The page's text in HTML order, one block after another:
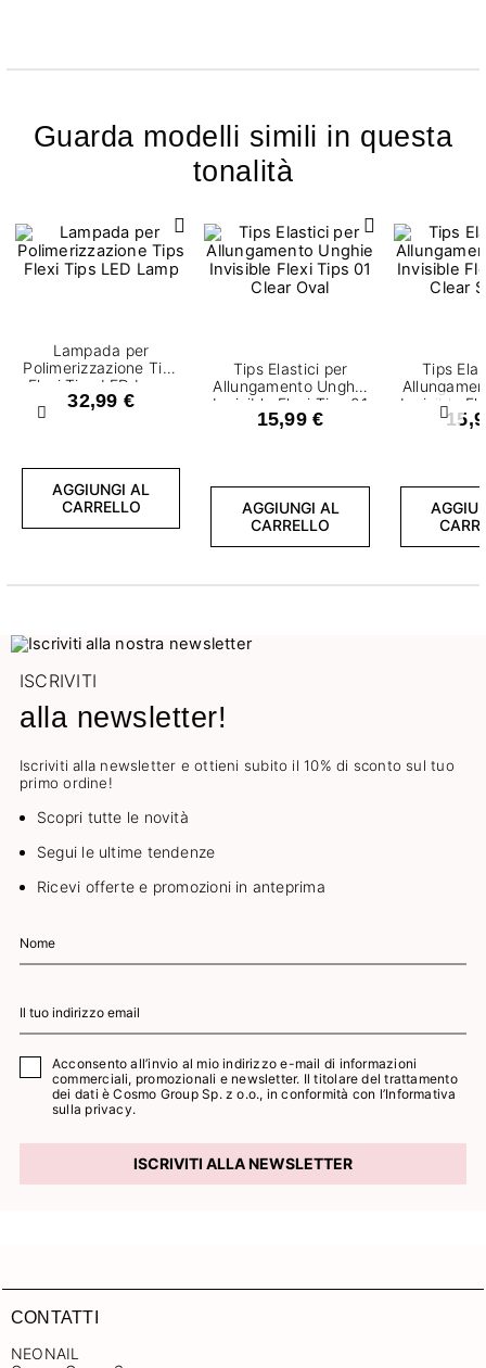
Guarda modelli simili in questa
tonalità
Precedente
Lampada per
Polimerizzazione Tips
Flexi Tips LED Lamp
32,99 €
AGGIUNGI AL
CARRELLO
Tips Elastici per
Allungamento Unghie
Invisible Flexi Tips 01
Clear Oval
15,99 €
AGGIUNGI AL
CARRELLO
Tips
Invisible
Clear
ISCRIVITI
alla newsletter!
Iscriviti alla newsletter e ottieni subito il 10% di sconto sul tuo
primo ordine!
Scopri tutte le novità
Segui le ultime tendenze
Ricevi offerte e promozioni in anteprima
Acconsento all’invio al mio indirizzo e-mail di informazioni
commerciali, promozionali e newsletter. Il titolare del trattamento
dei dati è Cosmo Group Sp. z o.o., in conformità con l’Informativa
sulla privacy.
ISCRIVITI ALLA NEWSLETTER
CONTATTI
NEONAIL